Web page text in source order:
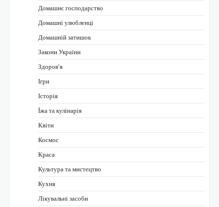
Домашнє господарство
Домашні улюбленці
Домашній затишок
Закони України
Здоров'я
Ігри
Історія
Їжа та кулінарія
Квіти
Космос
Краса
Культура та мистецтво
Кухня
Лікувальні засоби